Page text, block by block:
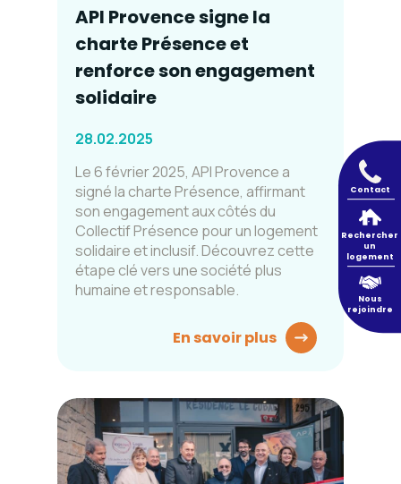
API Provence signe la
charte Présence et
renforce son engagement
solidaire
28.02.2025
Le 6 février 2025, API Provence a
signé la charte Présence, affirmant
son engagement aux côtés du
Collectif Présence pour un logement
solidaire et inclusif. Découvrez cette
étape clé vers une société plus
humaine et responsable.
En savoir plus
Contact
Rechercher
un
logement
Nous
rejoindre